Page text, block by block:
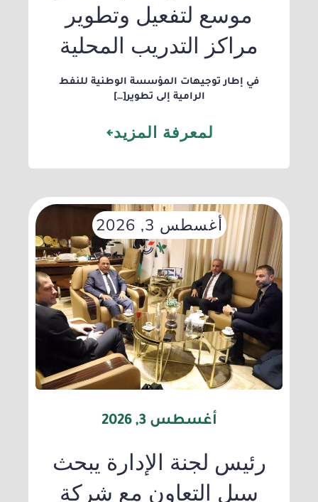
موسع لتفعيل وتطوير
مراكز التدريب المحلية
​في إطار توجيهات المؤسسة الوطنية للنفط
الرامية إلى تطوير[…]
لمعرفة المزيد
أغسطس 3, 2026
أغسطس 3, 2026
رئيس لجنة الإدارة يبحث
سبل التعاون مع شركة